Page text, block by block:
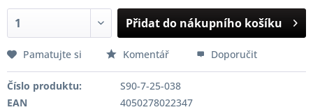
Přidat do nákupního košíku
Pamatujte si Komentář Doporučit
Číslo produktu:
S90-7-25-038
EAN
4050278022347